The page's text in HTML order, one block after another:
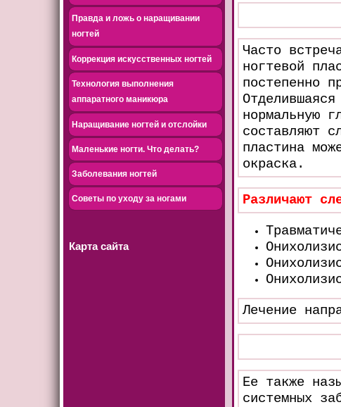
Правда и ложь о наращивании
ногтей
Коррекция искусственных ногтей
Технология выполнения
аппаратного маникюра
Наращивание ногтей и отслойки
Маленькие ногти. Что делать?
Заболевания ногтей
Советы по уходу за ногами
Карта сайта
Часто
ногтевой
постепенно
нормальную
составляют
пластина
окраска.
Различают
Лечение
Ее также
системных